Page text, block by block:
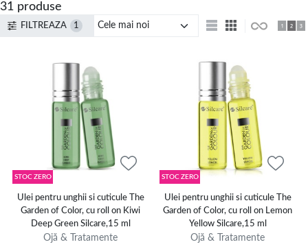
31 produse
FILTREAZA 1
STOC ZERO
Ulei pentru unghii si cuticule The
Garden of Color, cu roll on Kiwi
Deep Green Silcare,15 ml
Ojă & Tratamente
STOC ZERO
Ulei pentru unghii si cuticule The
Garden of Color, cu roll on Lemon
Yellow Silcare,15 ml
Ojă & Tratamente